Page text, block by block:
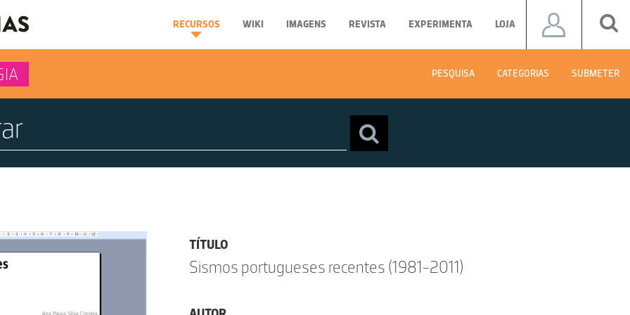
RECURSOS WIKI IMAGENS REVISTA EXPERIMENTA LOJA
PESQUISA CATEGORIAS SUBMETER
TÍTULO
Sismos portugueses recentes (1981-2011)